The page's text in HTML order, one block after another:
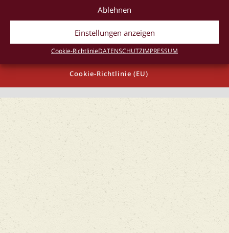
Ablehnen
Einstellungen anzeigen
Cookie-RichtlinieDATENSCHUTZIMPRESSUM
Cookie-Richtlinie (EU)